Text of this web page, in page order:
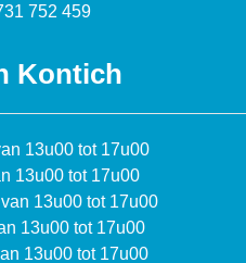
752 459
Kontich
13u00 tot 17u00
13u00 tot 17u00
13u00 tot 17u00
13u00 tot 17u00
13u00 tot 17u00